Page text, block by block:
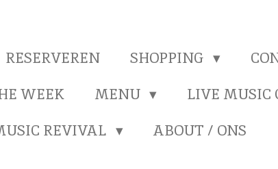
RESERVEREN SHOPPING
WEEK
MENU
LIVE MUSIC
REVIVAL
ABOUT / ONS